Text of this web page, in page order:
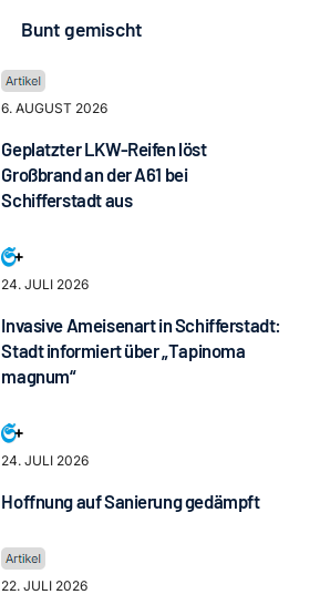
Bunt gemischt
6. AUGUST 2026
Geplatzter LKW-Reifen löst
Großbrand an der A61 bei
Schifferstadt aus
24. JULI 2026
Invasive Ameisenart in Schifferstadt:
Stadt informiert über „Tapinoma
magnum“
24. JULI 2026
Hoffnung auf Sanierung gedämpft
22. JULI 2026